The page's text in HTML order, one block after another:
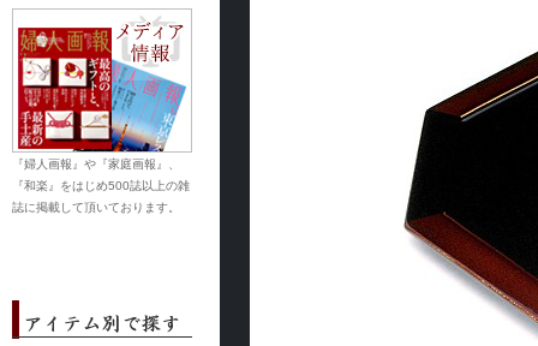
『婦人画報』や『家庭画報』、
『和楽』をはじめ500誌以上の雑
誌に掲載して頂いております。